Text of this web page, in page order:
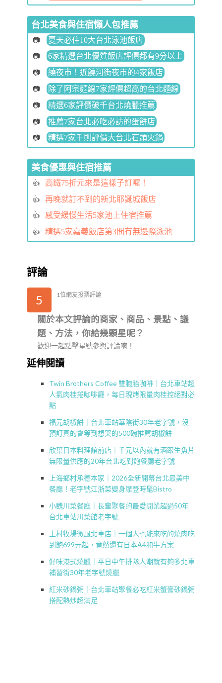
台北美食與住宿懶人包推薦
夏天必住10大台北泳池飯店
6家精選台北優質飯店評價都有9分以上
繞夜市！近饒河街夜市的4家飯店
除了阿宗麵線7家評價超高的台北麵線
精選6家評價破千台北燒臘推薦
推薦7家台北必吃必訪的蛋餅店
精選7家千則評價大台北石頭火鍋
美食優惠與住宿推薦
高鐵75折元來是這樣子訂喔！
再晚就訂不到的新北耶誕城飯店
感受緩慢生活5家池上住宿推薦
精選5家嘉義飯店第3間有無邊際泳池
評論
5 1位網友投票評論
關於本文評論的商家、商品、景點、議
題、方法，你給幾顆星呢？
歡迎一起點擊星號參與評論唷！
延伸閱讀
Twin Brothers Coffee 雙胞胎咖啡｜台北車站超
人氣肉桂捲咖啡廳，每日現烤限量肉桂控絕對必
點
福元胡椒餅｜台北車站華陰街30年老字號，沒
預訂真的會等到想哭的500碗推薦胡椒餅
欣葉日本料理館前店｜千元以內就有酒跟生魚片
無限量供應的20年台北吃到飽餐廳老字號
上海鄉村承德本家｜2026全新開幕台北最美中
餐廳！老字號江浙菜變身摩登時髦Bistro
小魏川菜餐廳｜長輩聚餐的最愛開業超過50年
台北車站川菜館老字號
上村牧場微風北車店｜一個人也能來吃的燒肉吃
到飽699元起，竟然還有日本A4和牛方案
好味港式燒臘｜平日中午排隊人潮就有夠多北車
補習街30年老字號燒臘
紅米砂鍋粥｜台北車站聚餐必吃紅米蟹膏砂鍋粥
搭配熱炒超滿足